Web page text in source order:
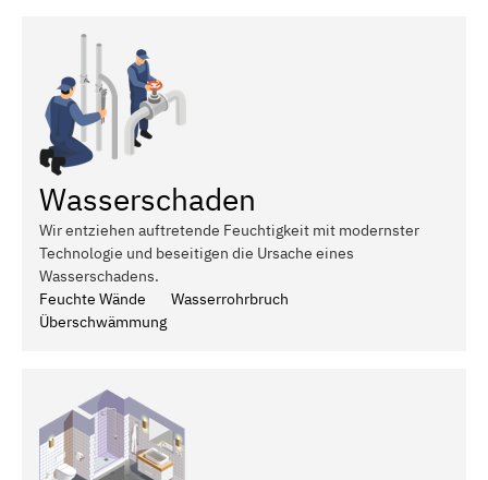
Wasserschaden
Wir entziehen auftretende Feuchtigkeit mit modernster
Technologie und beseitigen die Ursache eines
Wasserschadens.
Feuchte Wände
Wasserrohrbruch
Überschwämmung